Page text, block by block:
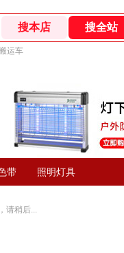
运车
带 照明灯具
请稍后...